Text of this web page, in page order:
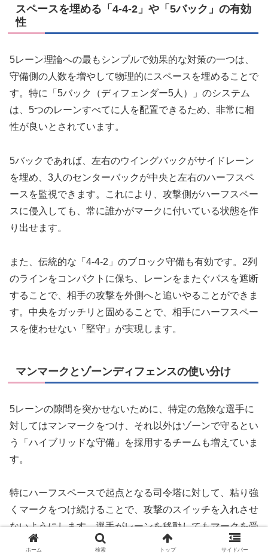
スペースを埋める「4-4-2」や「5バック」の有効
性
5レーン理論への最もシンプルで効果的な対策の一つは、
守備側の人数を増やして物理的にスペースを埋めることで
す。特に「5バック（ディフェンダー5人）」のシステム
は、5つのレーンすべてに人を配置できるため、非常に相
性が良いとされています。
5バックであれば、左右のウイングバックがサイドレーン
を埋め、3人のセンターバックが中央と左右のハーフスペ
ースを監視できます。これにより、攻撃側がハーフスペー
スに侵入しても、常に誰かがマークに付いている状態を作
り出せます。
また、伝統的な「4-4-2」のブロック守備も有効です。2列
のラインをコンパクトに保ち、レーンをまたぐパスを遮断
することで、相手の攻撃を外側へと追いやることができま
す。中央をガッチリと固めることで、相手にハーフスペー
スを使わせない「堅守」が実現します。
マンマークとゾーンディフェンスの使い分け
5レーンの隙間を突かせないために、特定の危険な選手に
対してはマンマークをつけ、それ以外はゾーンで守るとい
う「ハイブリッドな守備」を採用するチームも増えていま
す。
特にハーフスペースで起点となる司令塔に対して、粘り強
くマークをつけ続けることで、攻撃のスイッチを入れさせ
ないようにします。選手がレーンを移動してもマークを受
け渡さずについていくことで、5レーンの幾何学的な優位
ホーム 検索 トップ サイドバー